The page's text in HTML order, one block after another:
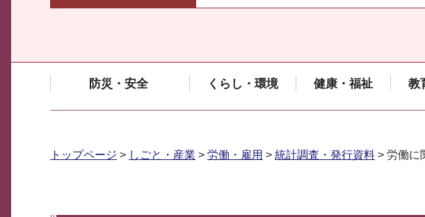
防災・安全 くらし・環境 健康・福祉 教
トップページ > しごと・産業 > 労働・雇用 > 統計調査・発行資料 > 労働に